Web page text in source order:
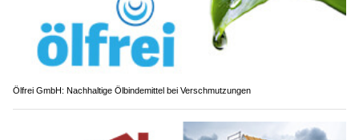
Ölfrei GmbH: Nachhaltige Ölbindemittel bei Verschmutzungen